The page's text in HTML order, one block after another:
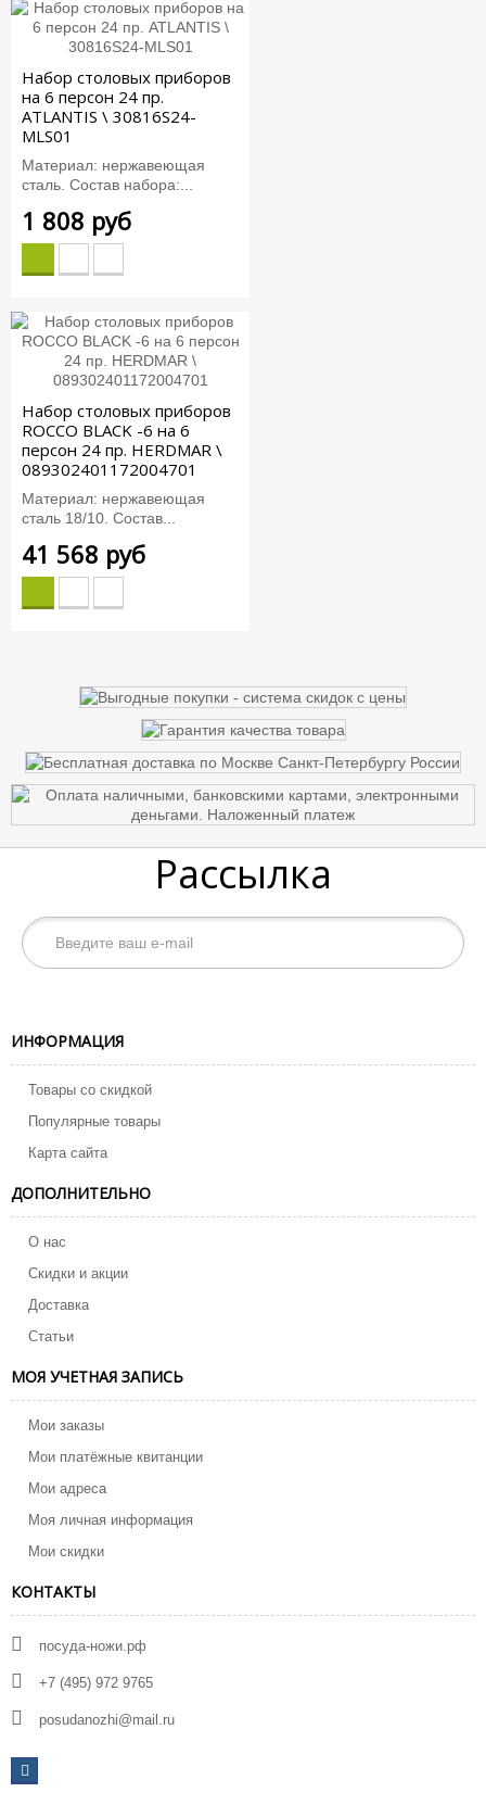
Набор столовых приборов
на 6 персон 24 пр.
ATLANTIS \ 30816S24-
MLS01
Материал: нержавеющая
сталь. Состав набора:...
1 808 руб
Набор столовых приборов
ROCCO BLACK -6 на 6
персон 24 пр. HERDMAR \
089302401172004701
Материал: нержавеющая
сталь 18/10. Состав...
41 568 руб
Рассылка
ИНФОРМАЦИЯ
Товары со скидкой
Популярные товары
Карта сайта
ДОПОЛНИТЕЛЬНО
О нас
Скидки и акции
Доставка
Статьи
МОЯ УЧЕТНАЯ ЗАПИСЬ
Мои заказы
Мои платёжные квитанции
Мои адреса
Моя личная информация
Мои скидки
КОНТАКТЫ
посуда-ножи.рф
+7 (495) 972 9765
posudanozhi@mail.ru